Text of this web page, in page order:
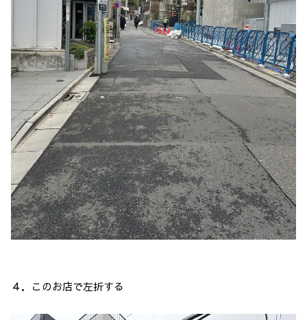
４．このお店で左折する